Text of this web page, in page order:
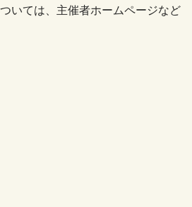
いては、主催者ホームページなど